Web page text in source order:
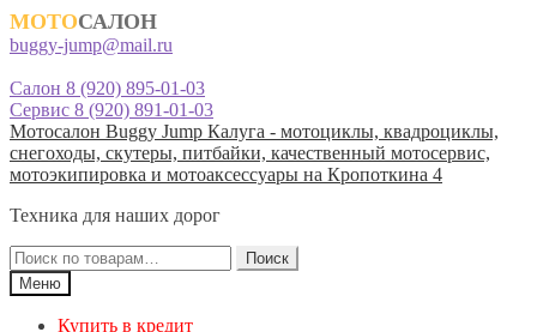
МОТОСАЛОН
buggy-jump@mail.ru
Салон 8 (920) 895-01-03
Сервис 8 (920) 891-01-03
Перейти
к
навигации
Перейти
к
содержимому
Мотосалон Buggy Jump Калуга - мотоциклы, квадроциклы,
снегоходы, скутеры, питбайки, качественный мотосервис,
мотоэкипировка и мотоаксессуары на Кропоткина 4
Техника для наших дорог
Искать:
Поиск
Меню
Купить в кредит